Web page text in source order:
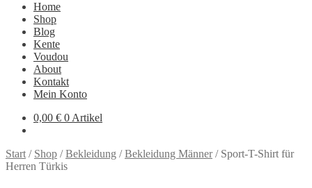
Home
Shop
Blog
Kente
Voudou
About
Kontakt
Mein Konto
0,00 € 0 Artikel
Start / Shop /Bekleidung /Bekleidung Männer/ Sport-T-Shirt für
Herren Türkis